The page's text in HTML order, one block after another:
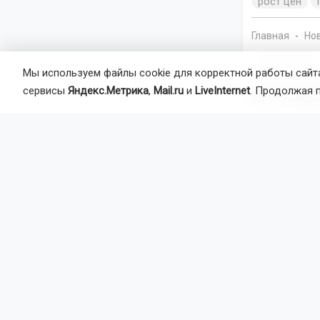
Главная
В
Мы используем файлы cookie для корректной работы
сервисы Яндекс.Метрика, Mail.ru и LiveInternet. Продолжая